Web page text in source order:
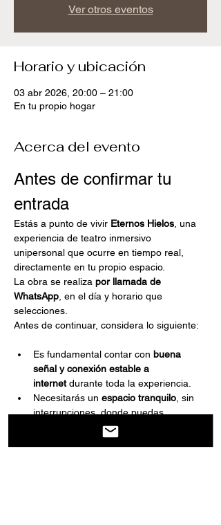
Ver otros eventos
Horario y ubicación
03 abr 2026, 20:00 – 21:00
En tu propio hogar
Acerca del evento
Antes de confirmar tu
entrada
Estás a punto de vivir Eternos Hielos , una
experiencia de teatro inmersivo
unipersonal que ocurre en tiempo real,
directamente en tu propio espacio.
La obra se realiza por llamada de
WhatsApp , en el día y horario que
selecciones.
Antes de continuar, considera lo siguiente:
Es fundamental contar con buena
señal y conexión estable a
internet durante toda la experiencia.
Necesitarás un espacio tranquilo , sin
interrupciones, donde puedas
escuchar y participar activamente.